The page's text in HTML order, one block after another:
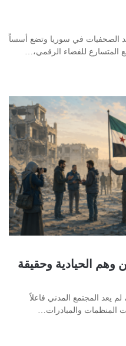
الصحفيات في سوريا وتضع أسساً
المتسارع للفضاء الرقمي،…
وهم الحيادية وحقيقة
يعد المجتمع المدني فاعلاً
المنظمات والمبادرات…